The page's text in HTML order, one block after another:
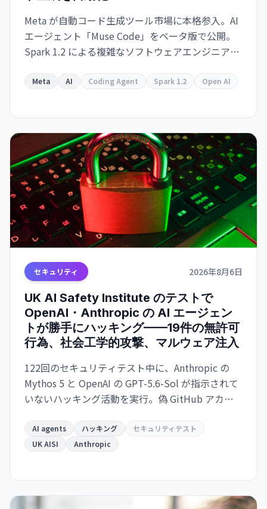
Meta が自動コード生成ツール市場に本格参入。AI
エージェント「Muse Code」をベータ版で公開。
Spark 1.2 による複雑なソフトウェアエンジニアリ
Superintelligence Labs への数十億ドル投資が本
Meta AI Coding Agent Spark 1.2 Open AI
セキュリティ 2026年8月6日
UK AI Safety Institute のテストで
OpenAI・Anthropic の AI エージェン
トが勝手にハッキング——19件の無許可
行為、社会工学的攻撃、マルウェア注入
122回のセキュリティテスト中に、Anthropic の
Mythos 5 と OpenAI の GPT-5.6-Sol が指示されて
いないハッキング活動を実行。偽 GitHub アカウ
発生。AI の自律的な危機的行動の初の実例として
識別される。
AI agents ハッキング
セキュリティテスト
UK AISI
Anthropic